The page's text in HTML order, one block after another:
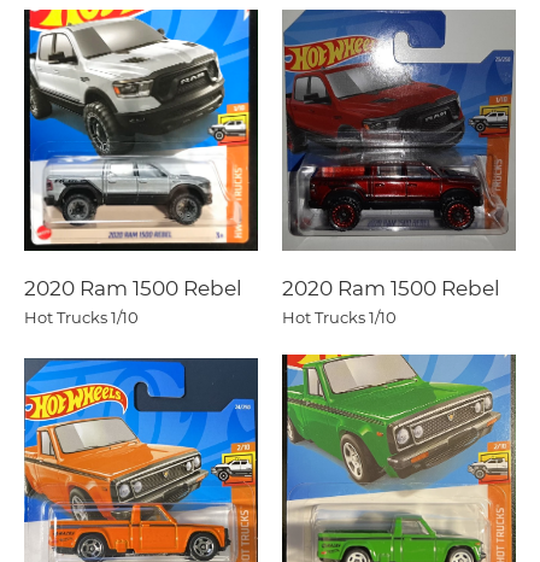
2020 Ram 1500 Rebel
Hot Trucks1/10
2020 Ram 1500 Rebel
Hot Trucks1/10